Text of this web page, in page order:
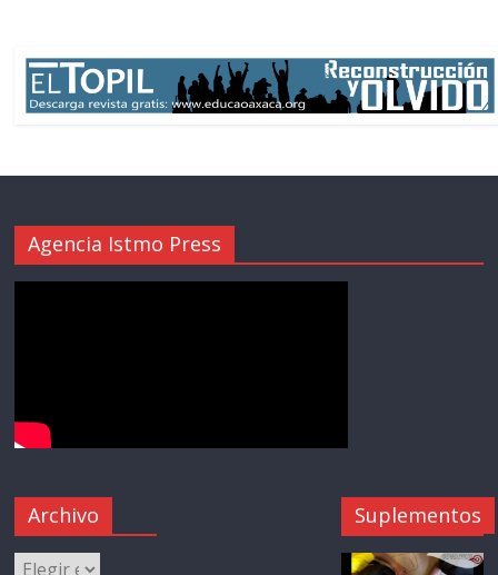
Agencia Istmo Press
Archivo Suplementos